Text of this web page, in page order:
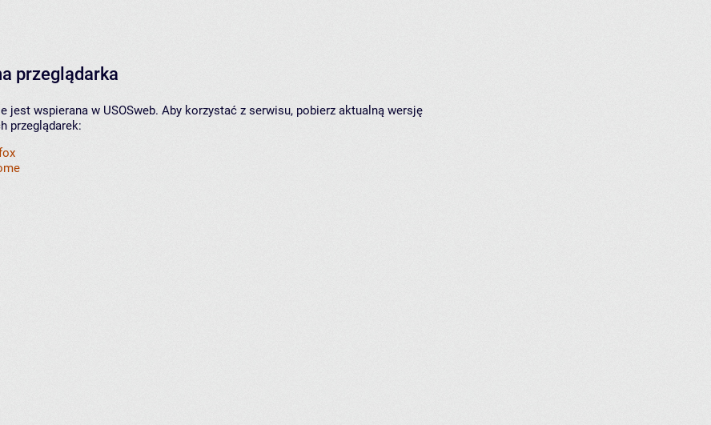
przeglądarka
jest wspierana w USOSweb. Aby korzystać z serwisu, pobierz aktualną wersję
przeglądarek: